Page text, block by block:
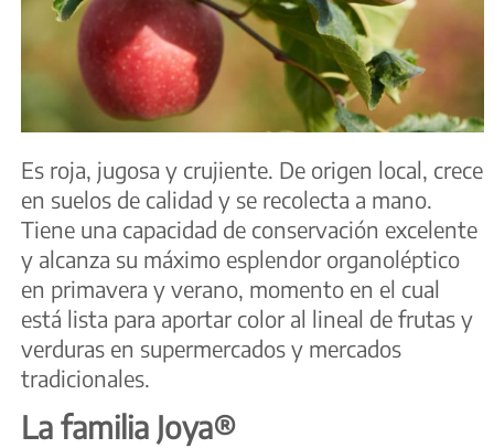
Es roja, jugosa y crujiente. De origen local, crece
en suelos de calidad y se recolecta a mano.
Tiene una capacidad de conservación excelente
y alcanza su máximo esplendor organoléptico
en primavera y verano, momento en el cual
está lista para aportar color al lineal de frutas y
verduras en supermercados y mercados
tradicionales.
La familia Joya®